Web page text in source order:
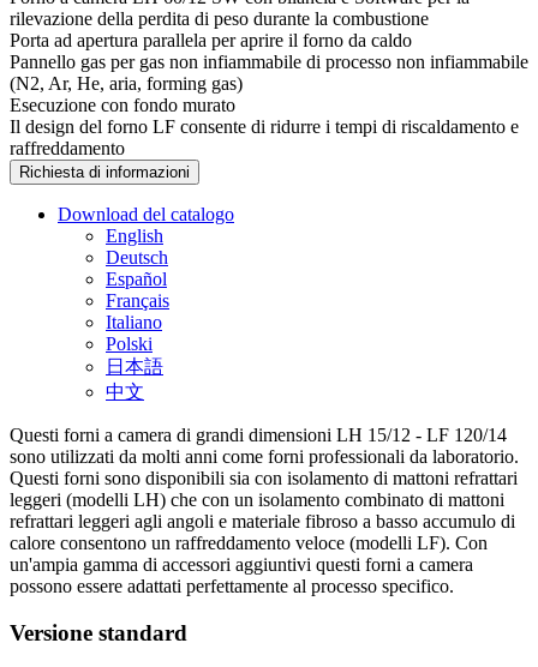
rilevazione della perdita di peso durante la combustione
Porta ad apertura parallela per aprire il forno da caldo
Pannello gas per gas non infiammabile di processo non infiammabile
(N2, Ar, He, aria, forming gas)
Esecuzione con fondo murato
Il design del forno LF consente di ridurre i tempi di riscaldamento e
raffreddamento
Richiesta di informazioni
Download del catalogo
English
Deutsch
Español
Français
Italiano
Polski
日本語
中文
Questi forni a camera di grandi dimensioni LH 15/12 - LF 120/14
sono utilizzati da molti anni come forni professionali da laboratorio.
Questi forni sono disponibili sia con isolamento di mattoni refrattari
leggeri (modelli LH) che con un isolamento combinato di mattoni
refrattari leggeri agli angoli e materiale fibroso a basso accumulo di
calore consentono un raffreddamento veloce (modelli LF). Con
un'ampia gamma di accessori aggiuntivi questi forni a camera
possono essere adattati perfettamente al processo specifico.
Versione standard